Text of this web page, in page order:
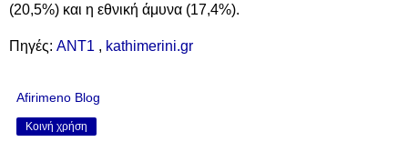
(20,5%) και η εθνική άμυνα (17,4%).
Πηγές: ΑΝΤ1 , kathimerini.gr
Afirimeno Blog
Κοινή χρήση